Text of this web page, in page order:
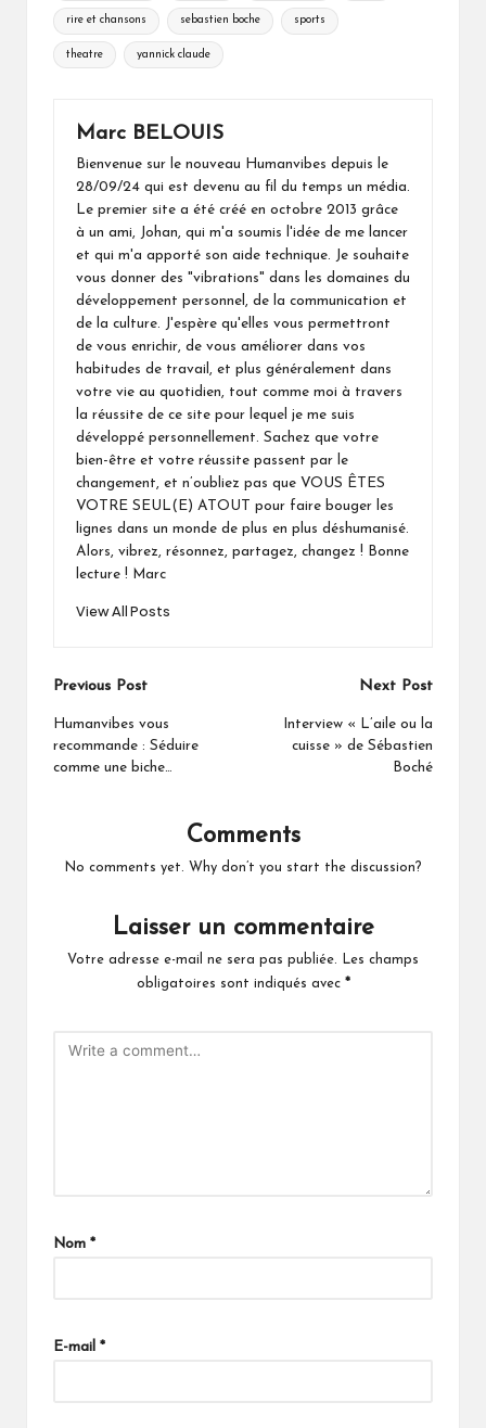
rire et chansons sebastien boche sports
theatre yannick claude
Marc BELOUIS
Bienvenue sur le nouveau Humanvibes depuis le
28/09/24 qui est devenu au fil du temps un média.
Le premier site a été créé en octobre 2013 grâce
à un ami, Johan, qui m'a soumis l'idée de me lancer
et qui m'a apporté son aide technique. Je souhaite
vous donner des "vibrations" dans les domaines du
développement personnel, de la communication et
de la culture. J'espère qu'elles vous permettront
de vous enrichir, de vous améliorer dans vos
habitudes de travail, et plus généralement dans
votre vie au quotidien, tout comme moi à travers
la réussite de ce site pour lequel je me suis
développé personnellement. Sachez que votre
bien-être et votre réussite passent par le
changement, et n’oubliez pas que VOUS ÊTES
VOTRE SEUL(E) ATOUT pour faire bouger les
lignes dans un monde de plus en plus déshumanisé.
Alors, vibrez, résonnez, partagez, changez ! Bonne
lecture ! Marc
View All Posts
Post
navigation
Previous Post
Humanvibes vous
recommande : Séduire
comme une biche…
Next Post
Interview « L’aile ou la
cuisse » de Sébastien
Boché
Comments
No comments yet. Why don’t you start the discussion?
Laisser un commentaire
Votre adresse e-mail ne sera pas publiée.
Les champs
obligatoires sont indiqués avec *
Nom *
E-mail *